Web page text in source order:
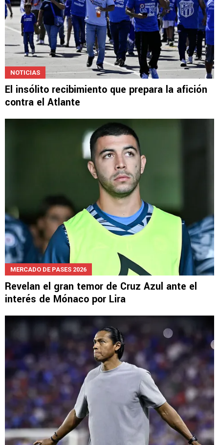
NOTICIAS
El insólito recibimiento que prepara la afición
contra el Atlante
MERCADO DE PASES 2026
Revelan el gran temor de Cruz Azul ante el
interés de Mónaco por Lira